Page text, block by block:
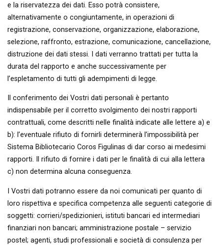
e la riservatezza dei dati. Esso potrà consistere,
alternativamente o congiuntamente, in operazioni di
registrazione, conservazione, organizzazione, elaborazione,
selezione, raffronto, estrazione, comunicazione, cancellazione,
distruzione dei dati stessi. I dati verranno trattati per tutta la
durata del rapporto e anche successivamente per
l’espletamento di tutti gli adempimenti di legge.
Il conferimento dei Vostri dati personali è pertanto
indispensabile per il corretto svolgimento dei nostri rapporti
contrattuali, come descritti nelle finalità indicate alle lettere a) e
b): l’eventuale rifiuto di fornirli determinerà l’impossibilità per
Sistema Bibliotecario Coros Figulinas di dar corso ai medesimi
rapporti. Il rifiuto di fornire i dati per le finalità di cui alla lettera
c) non determina alcuna conseguenza.
I Vostri dati potranno essere da noi comunicati per quanto di
loro rispettiva e specifica competenza alle seguenti categorie di
soggetti: corrieri/spedizionieri, istituti bancari ed intermediari
finanziari non bancari; amministrazione postale – servizio
postel; agenti, studi professionali e società di consulenza per